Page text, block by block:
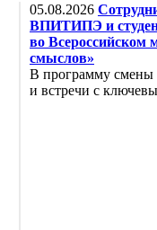
05.08.2026
ВПИТИПЭ и
во Всероссийском
смыслов»
В программу смены
и встречи с